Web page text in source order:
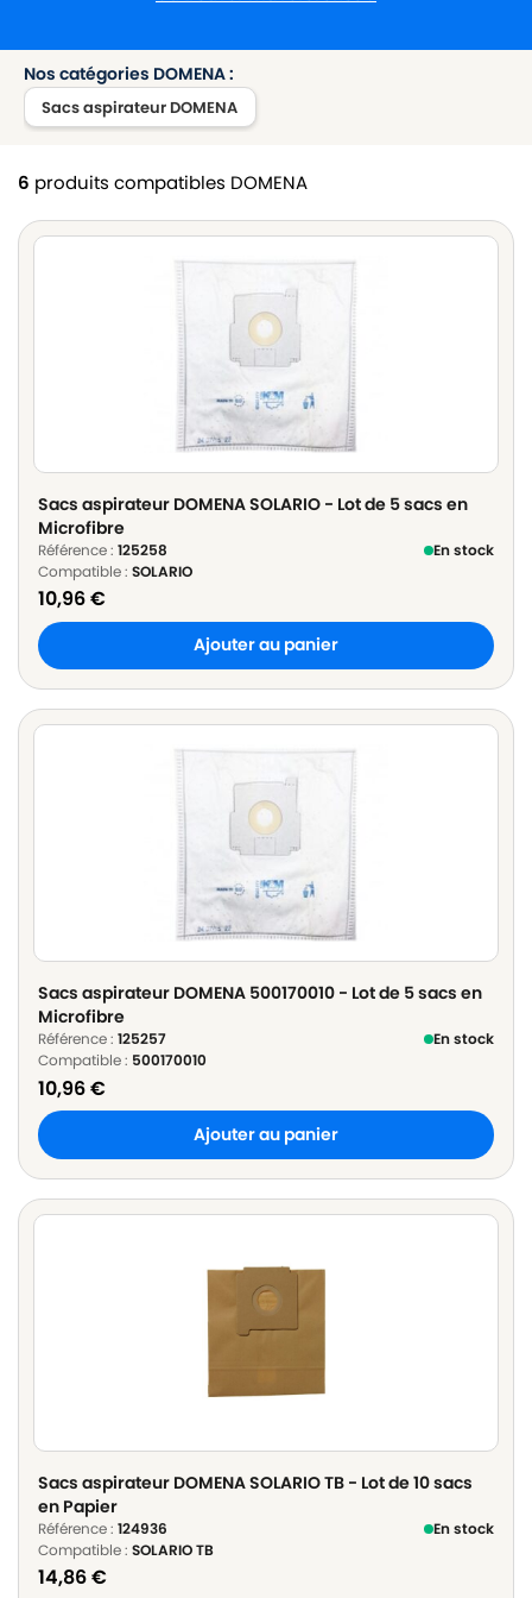
Nos catégories DOMENA :
Sacs aspirateur DOMENA
6 produits compatibles DOMENA
Sacs aspirateur DOMENA SOLARIO - Lot de 5 sacs en
Microfibre
Référence : 125258
En stock
Compatible : SOLARIO
10,96€
Ajouter au panier
Sacs aspirateur DOMENA 500170010 - Lot de 5 sacs en
Microfibre
Référence : 125257
En stock
Compatible : 500170010
10,96€
Ajouter au panier
Sacs aspirateur DOMENA SOLARIO TB - Lot de 10 sacs
en Papier
Référence : 124936
En stock
Compatible : SOLARIO TB
14,86€